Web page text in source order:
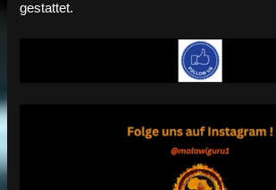
gestattet.